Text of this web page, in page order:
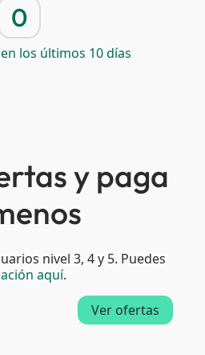
0
los últimos 10 días
y paga
nivel 3, 4 y 5. Puedes
aquí.
Ver ofertas